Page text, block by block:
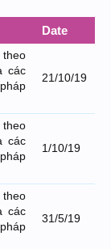
Date
các
21/10/19
các
1/10/19
các
31/5/19